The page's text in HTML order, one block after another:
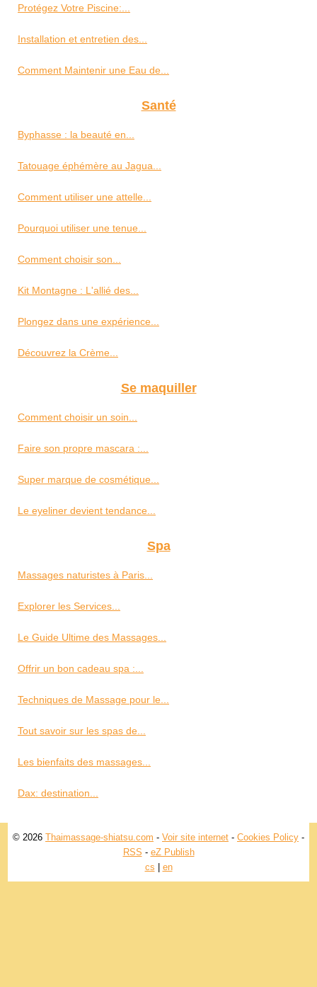
Protégez Votre Piscine:...
Installation et entretien des...
Comment Maintenir une Eau de...
Santé
Byphasse : la beauté en...
Tatouage éphémère au Jagua...
Comment utiliser une attelle...
Pourquoi utiliser une tenue...
Comment choisir son...
Kit Montagne : L'allié des...
Plongez dans une expérience...
Découvrez la Crème...
Se maquiller
Comment choisir un soin...
Faire son propre mascara :...
Super marque de cosmétique...
Le eyeliner devient tendance...
Spa
Massages naturistes à Paris...
Explorer les Services...
Le Guide Ultime des Massages...
Offrir un bon cadeau spa :...
Techniques de Massage pour le...
Tout savoir sur les spas de...
Les bienfaits des massages...
Dax: destination...
© 2026 Thaimassage-shiatsu.com - Voir site internet - Cookies Policy -
RSS - eZ Publish
cs
en